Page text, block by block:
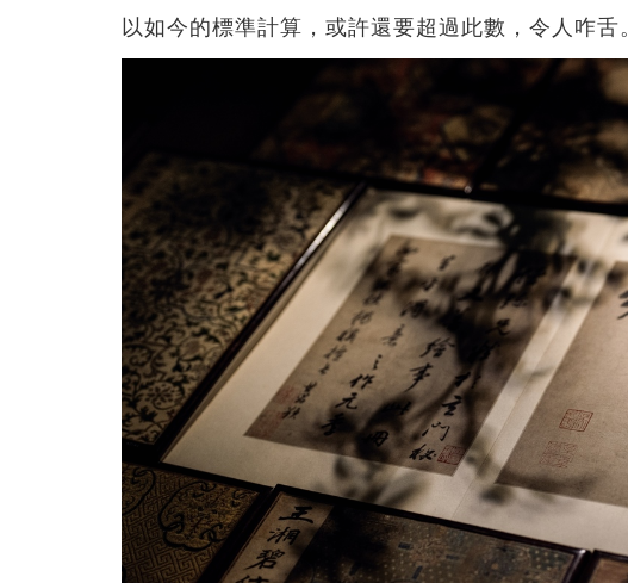
以如今的標準計算，或許還要超過此數，令人咋舌。